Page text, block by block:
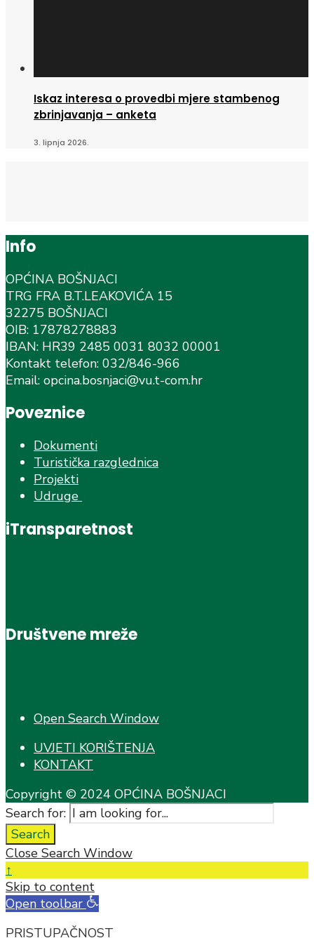
Iskaz interesa o provedbi mjere stambenog
zbrinjavanja – anketa
3. lipnja 2026.
Info
OPĆINA BOŠNJACI
TRG FRA B.T.LEAKOVIĆA 15
32275 BOŠNJACI
OIB: 17878278883
IBAN: HR39 2485 0031 8032 00001
Kontakt telefon: 032/846-966
Email: opcina.bosnjaci@vu.t-com.hr
Poveznice
Dokumenti
Turistička razglednica
Projekti
Udruge
iTransparetnost
Društvene mreže
Open Search Window
UVJETI KORIŠTENJA
KONTAKT
Copyright © 2024 OPĆINA BOŠNJACI
Search for:
Search
Close Search Window
↑
Skip to content
Open toolbar
PRISTUPAČNOST